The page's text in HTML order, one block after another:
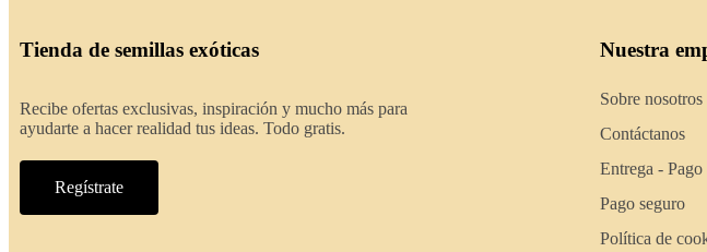
Tienda de semillas exóticas
Recibe ofertas exclusivas, inspiración y mucho más para
ayudarte a hacer realidad tus ideas. Todo gratis.
Regístrate
Nuestra
Sobre nosotros
Contáctanos
Entrega - Pago
Pago seguro
Política de